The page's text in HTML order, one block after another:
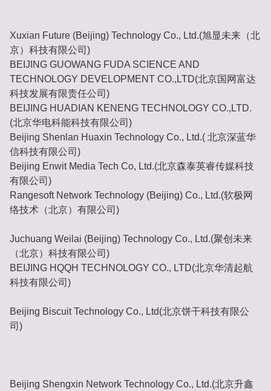
Xuxian Future (Beijing) Technology Co., Ltd.(旭显未来（北
京）科技有限公司)
BEIJING GUOWANG FUDA SCIENCE AND
TECHNOLOGY DEVELOPMENT CO.,LTD(北京国网富达
科技发展有限责任公司)
BEIJING HUADIAN KENENG TECHNOLOGY CO.,LTD.
(北京华电科能科技有限公司)
Beijing Shenlan Huaxin Technology Co., Ltd.( 北京深蓝华
信科技有限公司)
Beijing Enwit Media Tech Co, Ltd.(北京森泰英睿传媒科技
有限公司)
Rangesoft Network Technology (Beijing) Co., Ltd.(软极网
络技术（北京）有限公司)
Juchuang Weilai (Beijing) Technology Co., Ltd.(聚创未来
（北京）科技有限公司)
BEIJING HQQH TECHNOLOGY CO., LTD(北京华清起航
科技有限公司)
Beijing Biscuit Technology Co., Ltd(北京饼干科技有限公
司)
Beijing Shengxin Network Technology Co., Ltd.(北京升鑫